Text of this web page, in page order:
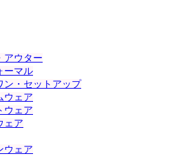
アウター
ーマル
ン・セットアップ
ウェア
ウェア
ェア
ウェア